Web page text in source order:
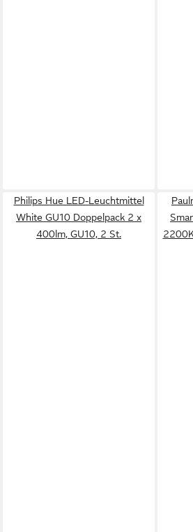
Philips Hue LED-Leuchtmittel
White GU10 Doppelpack 2 x
400lm, GU10, 2 St.